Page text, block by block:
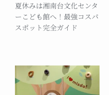
夏休みは湘南台文化センタ
ーこども館へ！最強コスパ
スポット完全ガイド